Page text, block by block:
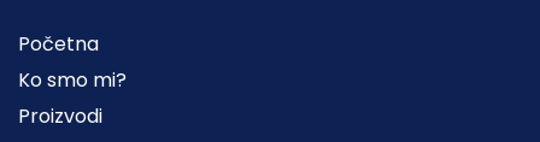
Početna
Ko smo mi?
Proizvodi